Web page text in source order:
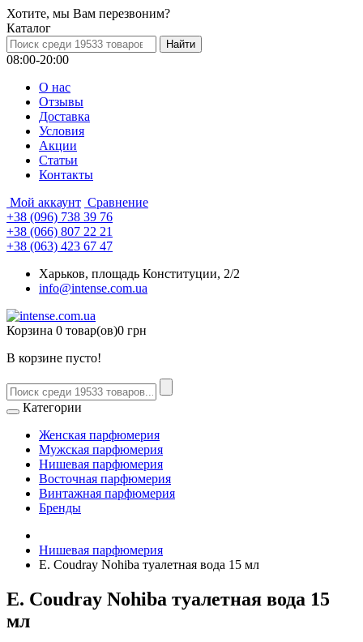
Хотите, мы Вам перезвоним?
Каталог
08:00-20:00
О нас
Отзывы
Доставка
Условия
Aкции
Статьи
Контакты
Мой аккаунт Сравнение
+38 (096) 738 39 76
+38 (066) 807 22 21
+38 (063) 423 67 47
Харьков, площадь Конституции, 2/2
info@intense.com.ua
Корзина 0 товар(ов)0 грн
В корзине пусто!
Категории
Женская парфюмерия
Мужская парфюмерия
Нишевая парфюмерия
Восточная парфюмерия
Винтажная парфюмерия
Бренды
Нишевая парфюмерия
E. Coudray Nohiba туалетная вода 15 мл
E. Coudray Nohiba туалетная вода 15
мл